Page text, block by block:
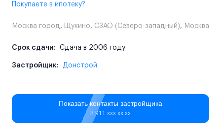
Покупаете в ипотеку?
Москва город , Щукино, СЗАО (Северо-западный), Москва
Срок сдачи: Сдача в 2006 году
Застройщик: Донстрой
Показать контакты застройщика
8 911 ххх хх хх